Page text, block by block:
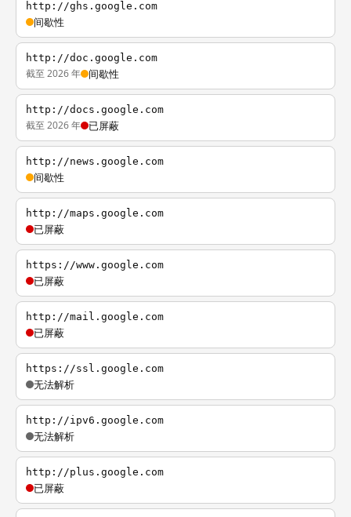
http://ghs.google.com
间歇性
http://doc.google.com
截至 2026 年 间歇性
http://docs.google.com
截至 2026 年 已屏蔽
http://news.google.com
间歇性
http://maps.google.com
已屏蔽
https://www.google.com
已屏蔽
http://mail.google.com
已屏蔽
https://ssl.google.com
无法解析
http://ipv6.google.com
无法解析
http://plus.google.com
已屏蔽